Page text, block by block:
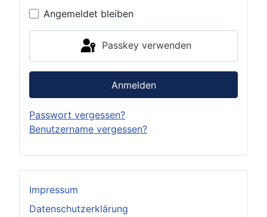
Angemeldet bleiben
Passkey verwenden
Anmelden
Passwort vergessen?
Benutzername vergessen?
Impressum
Datenschutzerklärung